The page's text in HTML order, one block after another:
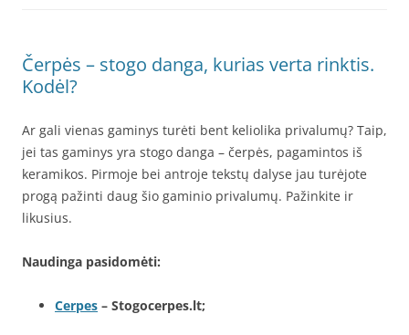
Čerpės – stogo danga, kurias verta rinktis.
Kodėl?
Ar gali vienas gaminys turėti bent keliolika privalumų? Taip,
jei tas gaminys yra stogo danga – čerpės, pagamintos iš
keramikos. Pirmoje bei antroje tekstų dalyse jau turėjote
progą pažinti daug šio gaminio privalumų. Pažinkite ir
likusius.
Naudinga pasidomėti:
Cerpes – Stogocerpes.lt;